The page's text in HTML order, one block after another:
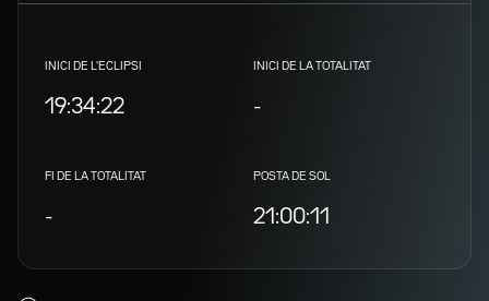
INICI DE L'ECLIPSI
19:34:22
INICI DE LA TOTALITAT
-
FI DE LA TOTALITAT
-
POSTA DE SOL
21:00:11